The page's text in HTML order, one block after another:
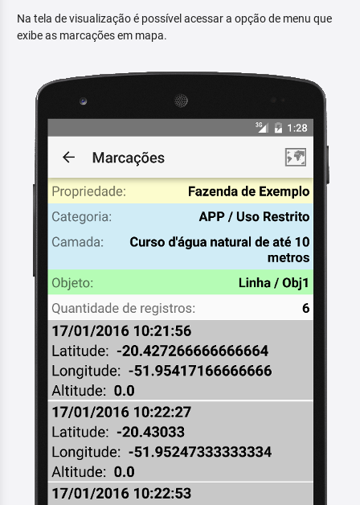
Na tela de visualização é possível acessar a opção de menu que
exibe as marcações em mapa.